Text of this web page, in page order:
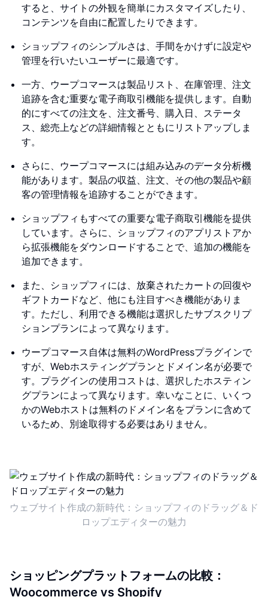
すると、サイトの外観を簡単にカスタマイズしたり、
コンテンツを自由に配置したりできます。
ショップフィのシンプルさは、手間をかけずに設定や
管理を行いたいユーザーに最適です。
一方、ウープコマースは製品リスト、在庫管理、注文
追跡を含む重要な電子商取引機能を提供します。自動
的にすべての注文を、注文番号、購入日、ステータ
ス、総売上などの詳細情報とともにリストアップしま
す。
さらに、ウープコマースには組み込みのデータ分析機
能があります。製品の収益、注文、その他の製品や顧
客の管理情報を追跡することができます。
ショップフィもすべての重要な電子商取引機能を提供
しています。さらに、ショップフィのアプリストアか
ら拡張機能をダウンロードすることで、追加の機能を
追加できます。
また、ショップフィには、放棄されたカートの回復や
ギフトカードなど、他にも注目すべき機能がありま
す。ただし、利用できる機能は選択したサブスクリプ
ションプランによって異なります。
ウープコマース自体は無料のWordPressプラグインで
すが、Webホスティングプランとドメイン名が必要で
す。プラグインの使用コストは、選択したホスティン
グプランによって異なります。幸いなことに、いくつ
かのWebホストは無料のドメイン名をプランに含めて
いるため、別途取得する必要はありません。
ウェブサイト作成の新時代：ショップフィのドラッグ＆ド
ロップエディターの魅力
ショッピングプラットフォームの比較：
Woocommerce vs Shopify